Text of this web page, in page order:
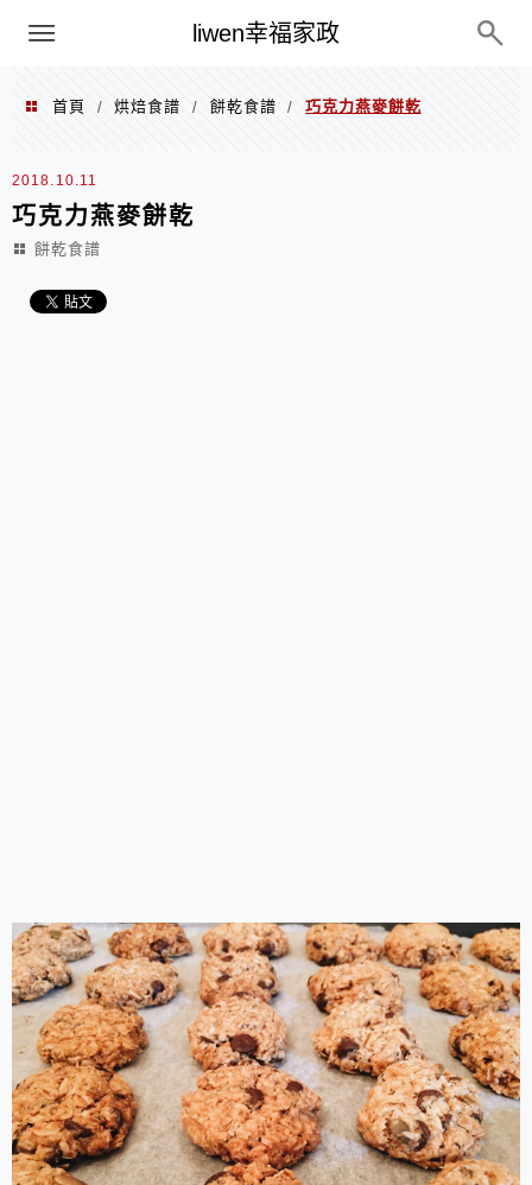
liwen幸福家政
menu
首頁 / 烘焙食譜 / 餅乾食譜 / 巧克力燕麥餅乾
2018.10.11
巧克力燕麥餅乾
餅乾食譜